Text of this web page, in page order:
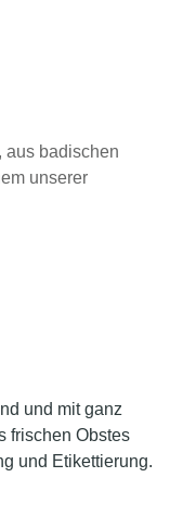
aus badischen
unserer
und mit ganz
frischen Obstes
und Etikettierung.